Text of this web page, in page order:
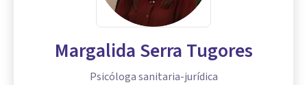
Margalida Serra Tugores
Psicóloga sanitaria-jurídica